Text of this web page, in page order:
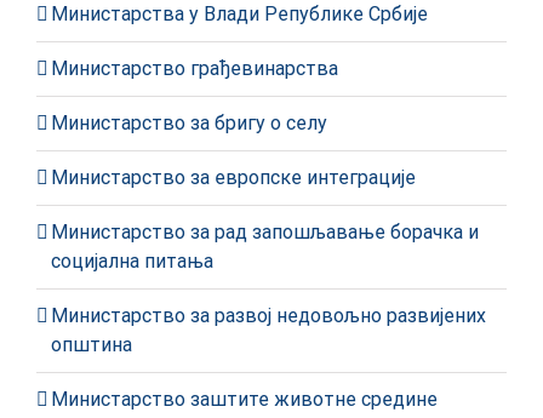
Министарства у Влади Републике Србије
Министарство грађевинарства
Министарство за бригу о селу
Министарство за европске интеграције
Министарство за рад запошљавање борачка и
социјална питања
Министарство за развој недовољно развијених
општина
Министарство заштите животне средине